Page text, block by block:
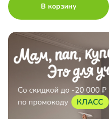
В корзину